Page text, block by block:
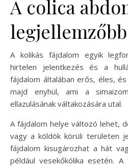
A colica
A kolikás fájdalom egyik
hirtelen jelentkezés és a
fájdalom általában erős, éles,
majd enyhül, ami a
ellazulásának váltakozására utal.
A fájdalom helye változó lehet,
vagy a köldök körüli területen
fájdalom kisugározhat a hát
például vesekőkólika esetén.